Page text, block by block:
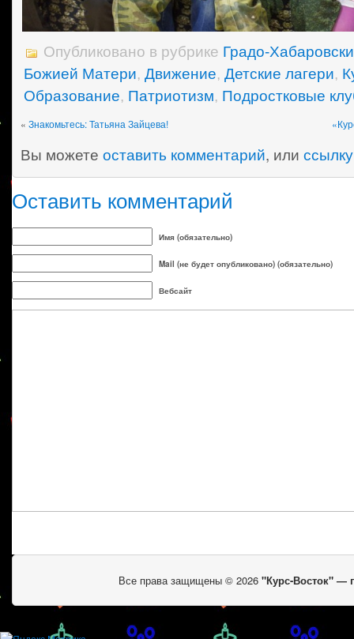
Опубликовано в рубрике Градо-
Божией Матери, Движение, Детские лагери,
Образование, Патриотизм, Подростковые
« Знакомьтесь: Татьяна Зайцева!
Вы можете оставить комментарий, или ссылку
Оставить комментарий
Имя (обязательно)
Mail (не будет опубликовано) (обязательно)
Вебсайт
Все права защищены © 2026 "Курс-Восток" —